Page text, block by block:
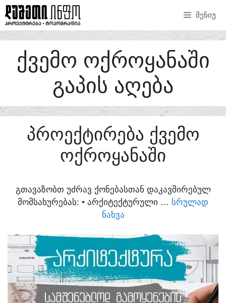
SKIP
TO
CONTENT
ᲛᲔᲜᲘᲣ
ᲥᲕᲔᲛᲝ ᲝᲥᲠᲝᲧᲐᲜᲐᲨᲘ
ᲒᲐᲞᲘᲡ ᲐᲦᲔᲑᲐ
ᲞᲠᲝᲔᲥᲢᲘᲠᲔᲑᲐ ᲥᲕᲔᲛᲝ
ᲝᲥᲠᲝᲧᲐᲜᲐᲨᲘ
ᲒᲗᲐᲕᲐᲖᲝᲑᲗ ᲣᲫᲠᲐᲕ ᲥᲝᲜᲔᲑᲐᲡᲗᲐᲜ ᲓᲐᲙᲐᲕᲨᲘᲠᲔᲑᲣᲚ
ᲛᲝᲛᲡᲐᲮᲣᲠᲔᲑᲐᲡ:​ • ᲐᲠᲥᲘᲢᲔᲥᲢᲣᲠᲣᲚᲘ … ᲡᲠᲣᲚᲐᲓ
ᲜᲐᲮᲕᲐ